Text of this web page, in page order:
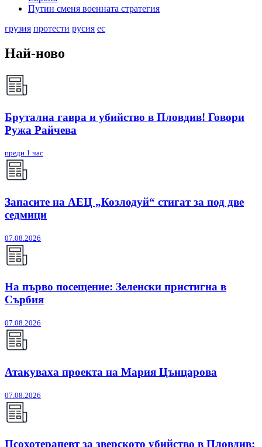
Путин сменя военната стратегия
грузия протести русия ес
Най-ново
Брутална гавра и убийство в Пловдив! Говори
Ружа Райчева
преди 1 час
Запасите на АЕЦ „Козлодуй“ стигат за под две
седмици
07.08.2026
На първо посещение: Зеленски пристигна в
Сърбия
07.08.2026
Атакуваха проекта на Мария Цънцарова
07.08.2026
Псохотерапевт за зверското убийство в Пловдив: